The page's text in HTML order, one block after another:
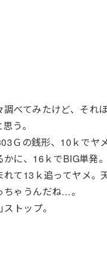
調べてみたけど、そ
う。
Ｇの銭形、10ｋでヤメ
かに、16ｋでBIG単発
て13ｋ追ってヤメ
ゃうんだね…。
トップ。